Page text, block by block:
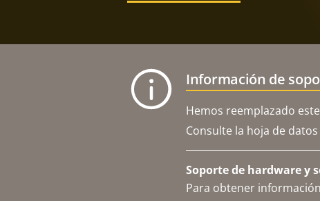
Información de
Hemos reemplazado
Consulte la hoja de
Soporte de hardware y
Para obtener